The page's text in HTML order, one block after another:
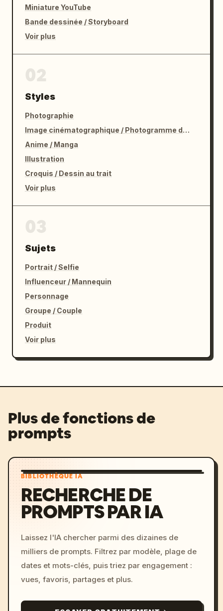
Miniature YouTube
Bande dessinée / Storyboard
Voir plus
Styles
Photographie
Image cinématographique / Photogramme de film
Anime / Manga
Illustration
Croquis / Dessin au trait
Voir plus
Sujets
Portrait / Selfie
Influenceur / Mannequin
Personnage
Groupe / Couple
Produit
Voir plus
Plus de fonctions de
prompts
BIBLIOTHÈQUE IA
RECHERCHE DE
PROMPTS PAR IA
Laissez l'IA chercher parmi des dizaines de
milliers de prompts. Filtrez par modèle, plage de
dates et mots-clés, puis triez par engagement :
vues, favoris, partages et plus.